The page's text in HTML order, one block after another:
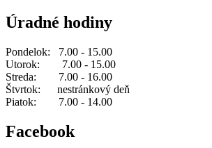
Úradné hodiny
Pondelok: 7.00 - 15.00
Utorok: 7.00 - 15.00
Streda: 7.00 - 16.00
Štvrtok: nestránkový deň
Piatok: 7.00 - 14.00
Facebook